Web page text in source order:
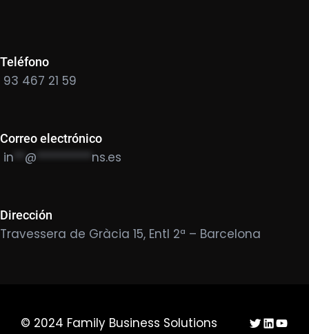
Teléfono
93 467 21 59
Correo electrónico
in @ ********** ns.es
Dirección
Travessera de Gràcia 15, Entl 2ª – Barcelona
© 2024 Family Business Solutions Twitter
LinkedIn